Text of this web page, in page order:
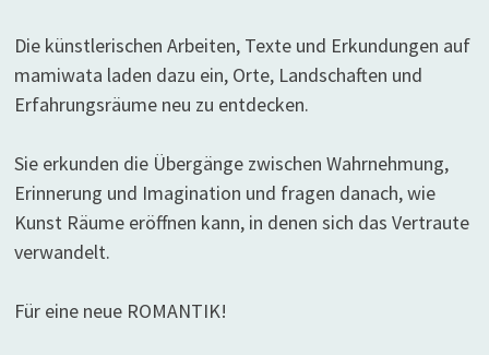
Die künstlerischen Arbeiten, Texte und Erkundungen auf
mamiwata laden dazu ein, Orte, Landschaften und
Erfahrungsräume neu zu entdecken.
Sie erkunden die Übergänge zwischen Wahrnehmung,
Erinnerung und Imagination und fragen danach, wie
Kunst Räume eröffnen kann, in denen sich das Vertraute
verwandelt.
Für eine neue ROMANTIK!